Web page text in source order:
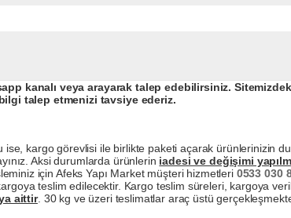
kanalı veya arayarak talep edebilirsiniz.
talep etmenizi tavsiye ederiz.
kargo görevlisi ile birlikte paketi açarak ürünlerinizin
Aksi durumlarda ürünlerin iadesi ve değişimi
için Afeks Yapı Market müşteri hizmetleri 0533 030
teslim edilecektir. Kargo teslim süreleri, kargoya
aittir. 30 kg ve üzeri teslimatlar araç üstü